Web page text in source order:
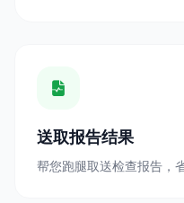
送取报告结果
帮您跑腿取送检查报告，